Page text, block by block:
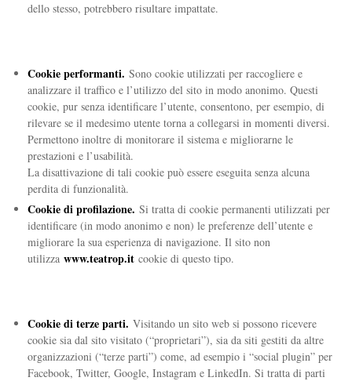
dello stesso, potrebbero risultare impattate.
Cookie performanti. Sono cookie utilizzati per raccogliere e
analizzare il traffico e l’utilizzo del sito in modo anonimo. Questi
cookie, pur senza identificare l’utente, consentono, per esempio, di
rilevare se il medesimo utente torna a collegarsi in momenti diversi.
Permettono inoltre di monitorare il sistema e migliorarne le
prestazioni e l’usabilità.
La disattivazione di tali cookie può essere eseguita senza alcuna
perdita di funzionalità.
Cookie di profilazione. Si tratta di cookie permanenti utilizzati per
identificare (in modo anonimo e non) le preferenze dell’utente e
migliorare la sua esperienza di navigazione. Il sito non
utilizza www.teatrop.it cookie di questo tipo.
Cookie di terze parti. Visitando un sito web si possono ricevere
cookie sia dal sito visitato (“proprietari”), sia da siti gestiti da altre
organizzazioni (“terze parti”) come, ad esempio i “social plugin” per
Facebook, Twitter, Google, Instagram e LinkedIn. Si tratta di parti